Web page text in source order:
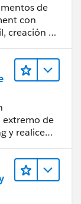
de
con
creación de
extremo de
y realice